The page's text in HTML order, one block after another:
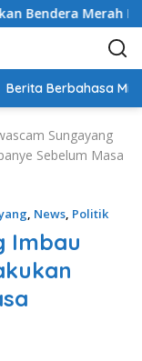
Merah
Berita Berbahasa
Sungayang
Sebelum Masa
, News, Politik
Imbau